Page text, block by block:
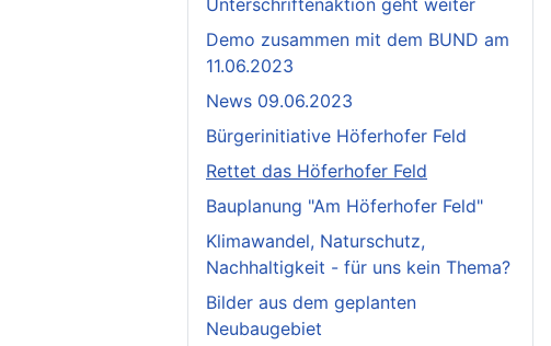
Unterschriftenaktion geht weiter
Demo zusammen mit dem BUND am
11.06.2023
News 09.06.2023
Bürgerinitiative Höferhofer Feld
Rettet das Höferhofer Feld
Bauplanung "Am Höferhofer Feld"
Klimawandel, Naturschutz,
Nachhaltigkeit - für uns kein Thema?
Bilder aus dem geplanten
Neubaugebiet